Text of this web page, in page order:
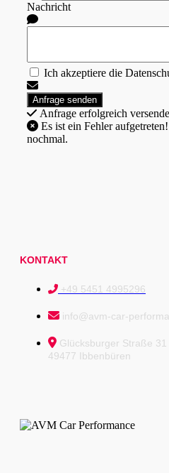
Nachricht
Ich akzeptiere die
Anfrage erfolgreich
nochmal.
KONTAKT
+49 5451 4995296
info@avm-car-
Glücksburger Straße 31
49477 Ibbenbüren